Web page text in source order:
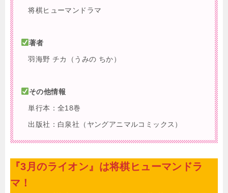
将棋ヒューマンドラマ
著者
羽海野 チカ（うみの ちか）
その他情報
単行本：全18巻
出版社：白泉社（ヤングアニマルコミックス）
『3月のライオン』は将棋ヒューマンドラ
マ！